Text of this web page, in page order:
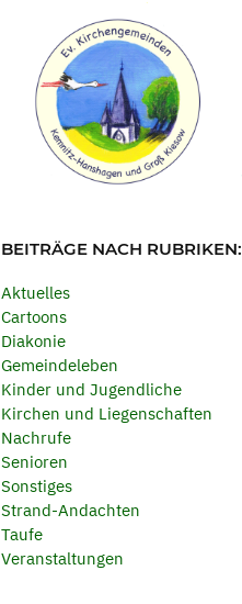
BEITRÄGE NACH RUBRIKEN:
Aktuelles
Cartoons
Diakonie
Gemeindeleben
Kinder und Jugendliche
Kirchen und Liegenschaften
Nachrufe
Senioren
Sonstiges
Strand-Andachten
Taufe
Veranstaltungen